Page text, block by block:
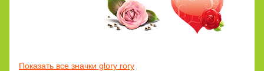
Показать все значки glory rory